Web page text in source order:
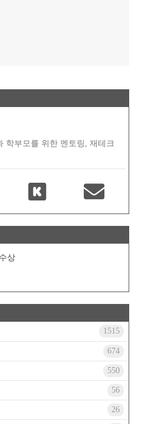
학부모를 위한 멘토링, 재테크
상
1515
674
550
56
26